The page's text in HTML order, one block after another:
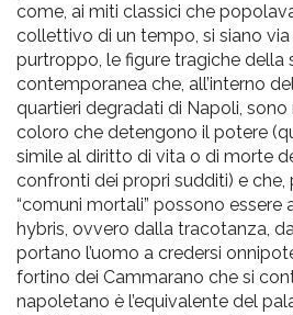
come, ai miti classici che
collettivo di un tempo, si siano
purtroppo, le figure tragiche della
contemporanea che, all’interno
quartieri degradati di Napoli,
coloro che detengono il potere
simile al diritto di vita o di morte
confronti dei propri sudditi) e che,
“comuni mortali” possono
hybris, ovvero dalla tracotanza,
portano l’uomo a credersi
fortino dei Cammarano che si
napoletano è l’equivalente del